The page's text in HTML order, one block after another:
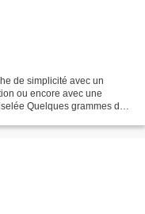
de simplicité avec un
ou encore avec une
Quelques grammes de